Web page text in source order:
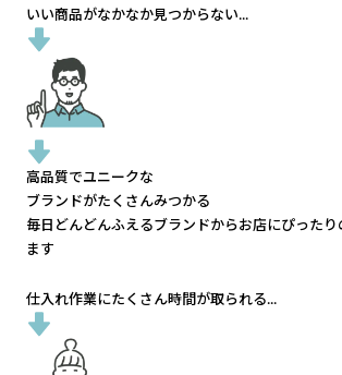
いい商品がなかなか見つからない...
高品質でユニークな
ブランドがたくさんみつかる
毎日どんどんふえるブランドからお店にぴった
ます
仕入れ作業にたくさん時間が取られる...